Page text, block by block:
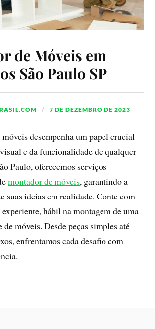
de Móveis em
São Paulo SP
7 DE DEZEMBRO DE 2023
desempenha um papel crucial
e da funcionalidade de qualquer
Paulo, oferecemos serviços
montador de móveis, garantindo a
suas ideias em realidade. Conte com
hábil na montagem de uma
de móveis. Desde peças simples até
enfrentamos cada desafio com